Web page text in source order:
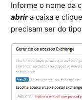
Microsoft SQL
Informe o nome da
abrira caixa e
precisam ser do